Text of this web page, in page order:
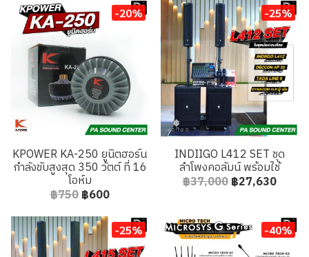
-20%
KPOWER KA-250 ยูนิตฮอร์น
กำลังขับสูงสุด 350 วัตต์ ที่ 16
โอห์ม
฿750 ฿600
-25%
INDIIGO L412 SET ชุด
ลำโพงคอลัมน์ พร้อมใช้
฿37,000 ฿27,630
-25% -40%